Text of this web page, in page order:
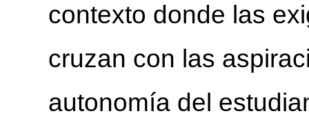
contexto donde las
cruzan con las
autonomía del